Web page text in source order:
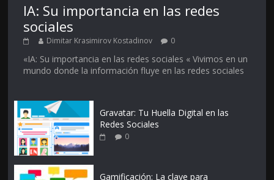
IA: Su importancia en las redes
sociales
Dimitar Krasimirov Kostadinov 0
«IA: Su importancia en las redes sociales « Vivimos en un
mundo donde la información fluye en las redes sociales
Gravatar: Tu Huella Digital en las
Redes Sociales
0
Gamificación: La clave para